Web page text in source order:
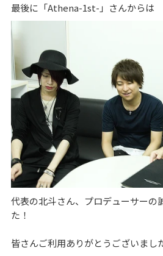
最後に「Athena-1st-」さんからは
代表の北斗さん、プロデューサーの
た！
皆さんご利用ありがとうございまし